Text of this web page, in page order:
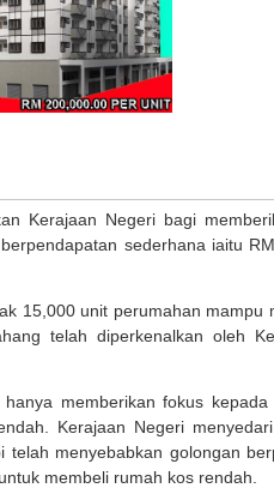
Kerajaan Negeri bagi
sederhana iaitu
15,000 unit perumahan mampu
telah diperkenalkan oleh
memberikan fokus
Kerajaan Negeri
menyebabkan golongan
membeli rumah kos rendah.